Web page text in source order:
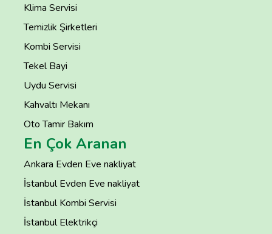
Klima Servisi
Temizlik Şirketleri
Kombi Servisi
Tekel Bayi
Uydu Servisi
Kahvaltı Mekanı
Oto Tamir Bakım
En Çok Aranan
Ankara Evden Eve nakliyat
İstanbul Evden Eve nakliyat
İstanbul Kombi Servisi
İstanbul Elektrikçi